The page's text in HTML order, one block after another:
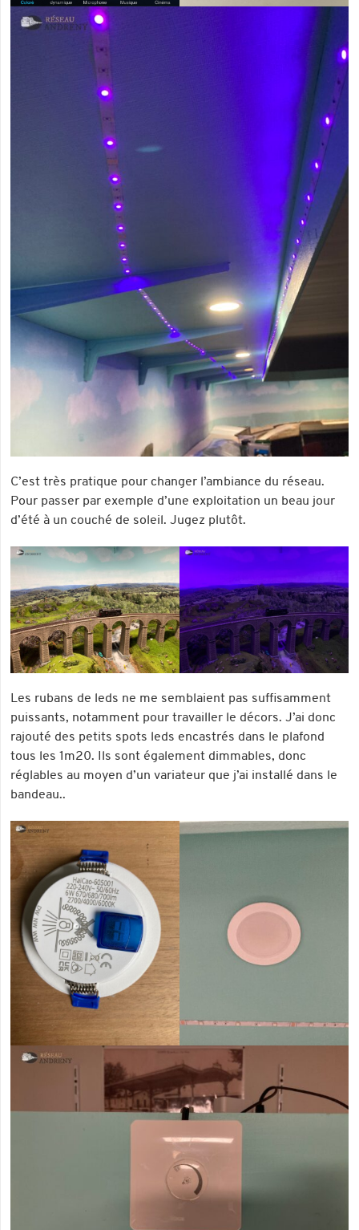
C’est très pratique pour changer l’ambiance du réseau.
Pour passer par exemple d’une exploitation un beau jour
d’été à un couché de soleil. Jugez plutôt.
Les rubans de leds ne me semblaient pas suffisamment
puissants, notamment pour travailler le décors. J’ai donc
rajouté des petits spots leds encastrés dans le plafond
tous les 1m20. Ils sont également dimmables, donc
réglables au moyen d’un variateur que j’ai installé dans le
bandeau..